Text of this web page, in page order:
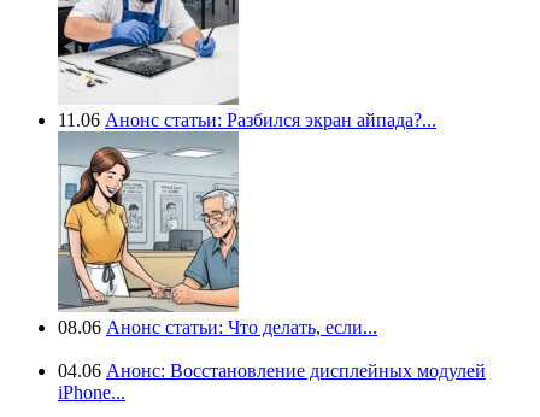
11.06 Анонс статьи: Разбился экран айпада?...
08.06 Анонс статьи: Что делать, если...
04.06 Анонс: Восстановление дисплейных модулей
iPhone...